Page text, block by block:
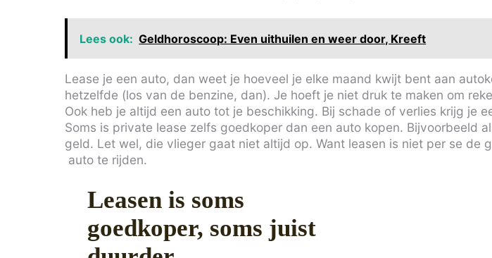
Lees ook: Geldhoroscoop: Even uithuilen en weer door, Kreeft
Lease je een auto, dan weet je hoeveel je elke maand kwijt bent aan
hetzelfde (los van de benzine, dan). Je hoeft je niet druk te maken om
Ook heb je altijd een auto tot je beschikking. Bij schade of verlies krijg je
Soms is private lease zelfs goedkoper dan een auto kopen. Bijvoorbeeld
geld. Let wel, die vlieger gaat niet altijd op. Want leasen is niet per se de
auto te rijden.
Leasen is soms
goedkoper, soms juist